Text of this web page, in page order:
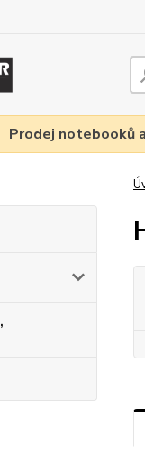
Prodej notebooků